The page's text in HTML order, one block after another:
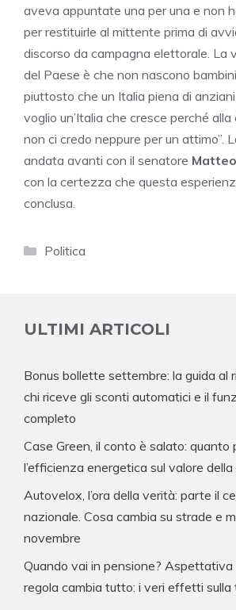
aveva appuntate una per una e non
per restituirle al mittente prima di
discorso da campagna elettorale. La
del Paese è che non nascono
piuttosto che un Italia piena di
voglio un’Italia che cresce perché
non ci credo neppure per un attimo”.
andata avanti con il senatore
con la certezza che questa
conclusa.
Categorie
Politica
ULTIMI ARTICOLI
Bonus bollette settembre: la guida al
chi riceve gli sconti automatici e il
completo
Case Green, il conto è salato: quanto
l’efficienza energetica sul valore
Autovelox, l’ora della verità: parte il
nazionale. Cosa cambia su strade e
novembre
Quando vai in pensione? Aspettativa
regola cambia tutto: i veri effetti sulla